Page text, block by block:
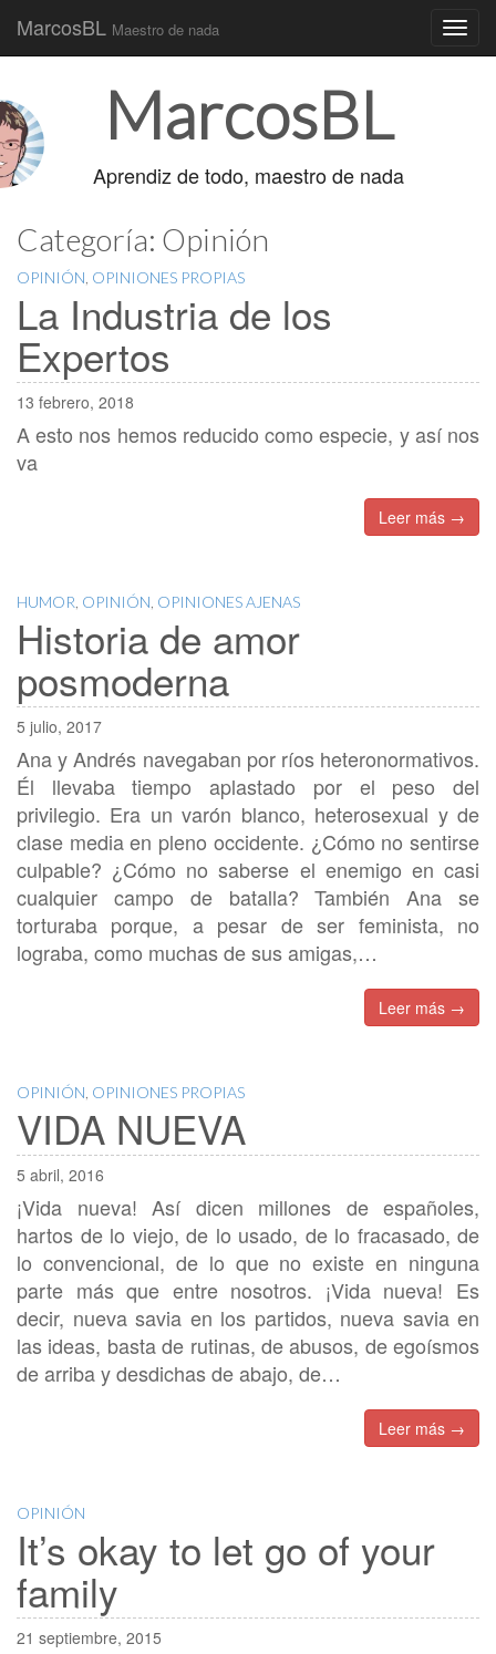
MarcosBL Maestro de nada
menu
content
MarcosBL
Aprendiz de todo, maestro de nada
Categoría: Opinión
OPINIÓN OPINIONES PROPIAS
La Industria de los
Expertos
13 febrero, 2018
A esto nos hemos reducido como especie, y así nos
va
Leer más →
HUMOR OPINIÓN OPINIONES AJENAS
Historia de amor
posmoderna
5 julio, 2017
Ana y Andrés navegaban por ríos heteronormativos.
Él llevaba tiempo aplastado por el peso del
privilegio. Era un varón blanco, heterosexual y de
clase media en pleno occidente. ¿Cómo no sentirse
culpable? ¿Cómo no saberse el enemigo en casi
cualquier campo de batalla? También Ana se
torturaba porque, a pesar de ser feminista, no
lograba, como muchas de sus amigas,…
Leer más →
OPINIÓN OPINIONES PROPIAS
VIDA NUEVA
5 abril, 2016
¡Vida nueva! Así dicen millones de españoles,
hartos de lo viejo, de lo usado, de lo fracasado, de
lo convencional, de lo que no existe en ninguna
parte más que entre nosotros. ¡Vida nueva! Es
decir, nueva savia en los partidos, nueva savia en
las ideas, basta de rutinas, de abusos, de egoísmos
de arriba y desdichas de abajo, de…
Leer más →
OPINIÓN
It’s okay to let go of your
family
21 septiembre, 2015